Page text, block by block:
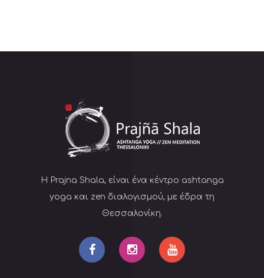
Η Prajna Shala, είναι ένα κέντρο ashtanga
yoga και zen διαλογισμού, με έδρα τη
Θεσσαλονίκη.